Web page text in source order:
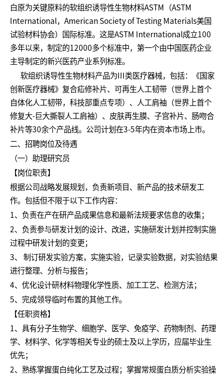
白原为关键原料的软组织诱导性生物材料ASTM（ASTM
International，American Society of Testing Materials美国
试验材料协会）国际标准。这是ASTM International成立100
多年以来，制定的12000多个标准中，第一个由中国医药企业
主导制定的新兴医药产业系列标准。
软组织诱导性生物材料产品为III类医疗器械，包括：《国家
创新医疗器械》复合疝修补片、可再生人工韧带（世界上首个
自体化人工韧带，科技部重点专项）、人工肩袖（世界上首个
修复大-巨大撕裂人工肩袖）、皮肤再生膜、子宫补片、肠吻合
补片等30余个产品线。公司计划在3-5年内在资本市场上市。
二、招聘岗位及待遇
（一）助理研究员
【岗位职责】
根据公司战略发展规划，负责新项目、新产品的技术研发工
作。包括但不限于以下工作内容：
1、负责在产在研产品成果信息和最新法规要求信息的收集；
2、负责参与研发计划的设计、改进，实施研发计划并控制实施
过程中研发计划的变更；
3、 制订研发实验方案，实施实验，记录实验数据，对实验结果
进行整理、分析与报告；
4、优化设计研材料物理化学性质、加工工艺、检测方法；
5、完成领导临时布置的其他工作。
【任职资格】
1、具有分子生物学、细胞学、医学、免疫学、药物制剂、药理
学、材料学、化学等相关专业的硕士及以上学历，应届毕业生
优先；
2、熟练掌握蛋白纯化工艺及过程；掌握常规蛋白质分析实验操